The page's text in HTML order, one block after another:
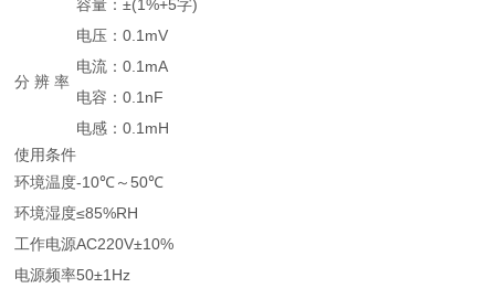
容量：±(1%+5字)
分 辨 率
电压：0.1mV
电流：0.1mA
电容：0.1nF
电感：0.1mH
使用条件
环境温度-10℃～50℃
环境湿度≤85%RH
工作电源AC220V±10%
电源频率50±1Hz